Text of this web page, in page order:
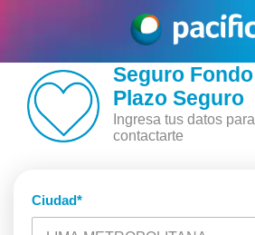
Seguro Fondo
Plazo Seguro
Ingresa tus datos para
contactarte
Ciudad*